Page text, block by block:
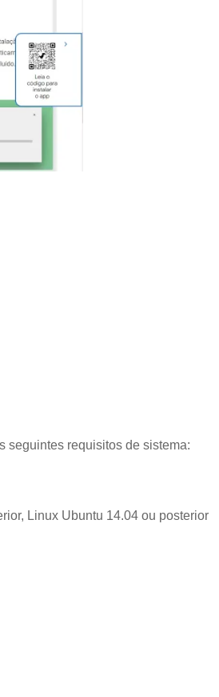
seguintes requisitos de sistema:
Linux Ubuntu 14.04 ou posterior